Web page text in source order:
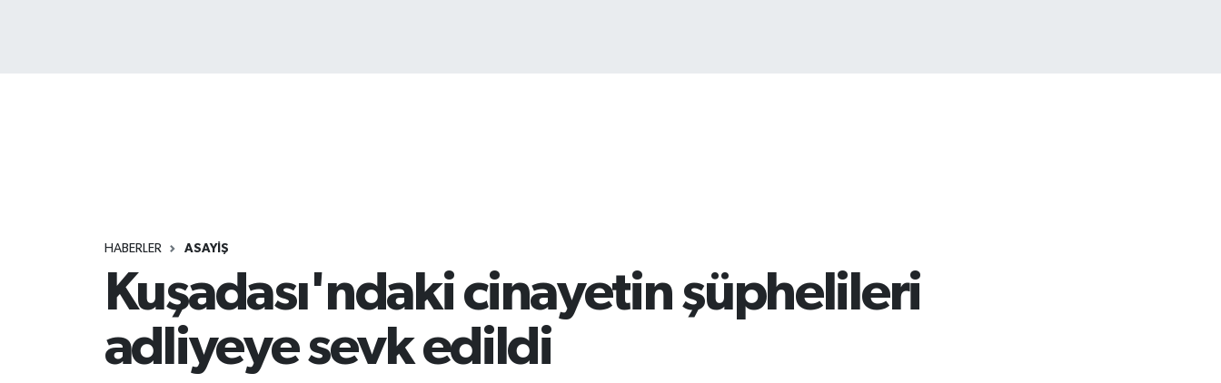
HABERLER ASAYİŞ
Kuşadası'ndaki cinayetin şüphelileri
adliyeye sevk edildi